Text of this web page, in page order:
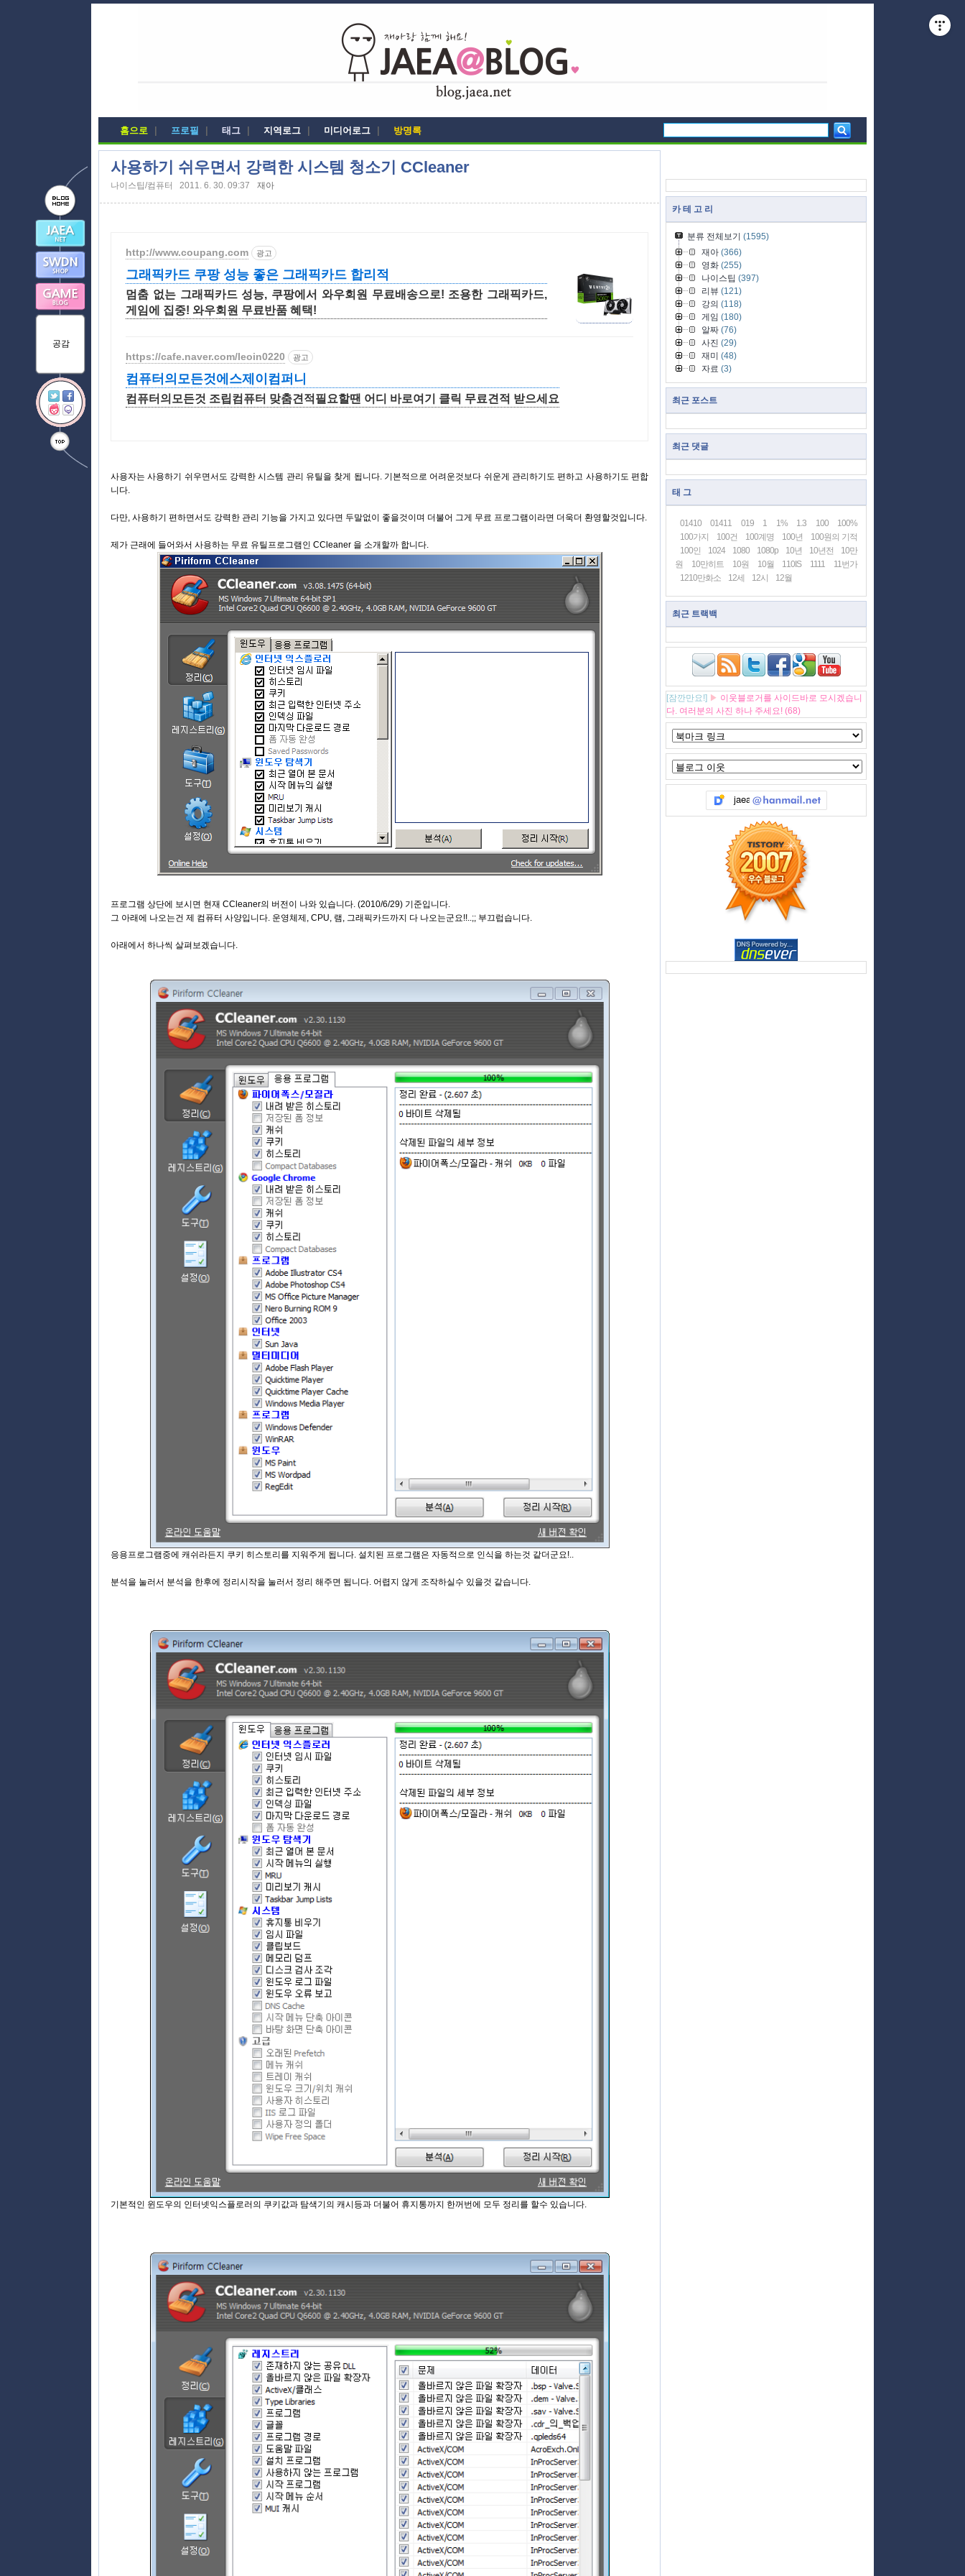
홈으로 프로필 태그 지역로그 미디어로그 방명록
사용하기 쉬우면서 강력한 시스템 청소기 CCleaner
나이스팁/컴퓨터 2011. 6. 30. 09:37 재아
http://www.coupang.com 광고
그래픽카드 쿠팡 성능 좋은 그래픽카드 합리적
멈춤 없는 그래픽카드 성능, 쿠팡에서 와우회원 무료배송으로! 조용한 그래픽카드,
게임에 집중! 와우회원 무료반품 혜택!
https://cafe.naver.com/leoin0220 광고
컴퓨터의모든것에스제이컴퍼니
컴퓨터의모든것 조립컴퓨터 맞춤견적필요할땐 어디 바로여기 클릭 무료견적 받으세요
사용자는 사용하기 쉬우면서도 강력한 시스템 관리 유틸을 찾게 됩니다. 기본적으로 어려운것보다 쉬운게 관리하기도 편하고 사용하기도 편합
니다.
다만, 사용하기 편하면서도 강력한 관리 기능을 가지고 있다면 두말없이 좋을것이며 더불어 그게 무료 프로그램이라면 더욱더 환영할것입니다.
제가 근래에 들어와서 사용하는 무료 유틸프로그램인 CCleaner 을 소개할까 합니다.
프로그램 상단에 보시면 현재 CCleaner의 버전이 나와 있습니다. (2010/6/29) 기준입니다.
그 아래에 나오는건 제 컴퓨터 사양입니다. 운영체제, CPU, 램, 그래픽카드까지 다 나오는군요!!..;; 부끄럽습니다.
아래에서 하나씩 살펴보겠습니다.
응용프로그램중에 캐쉬라든지 쿠키 히스토리를 지워주게 됩니다. 설치된 프로그램은 자동적으로 인식을 하는것 같더군요!..
분석을 눌러서 분석을 한후에 정리시작을 눌러서 정리 해주면 됩니다. 어렵지 않게 조작하실수 있을것 같습니다.
기본적인 윈도우의 인터넷익스플로러의 쿠키값과 탐색기의 캐시등과 더불어 휴지통까지 한꺼번에 모두 정리를 할수 있습니다.
공감
카 테 고 리
분류 전체보기 (1595)
재아 (366)
영화 (255)
나이스팁 (397)
리뷰 (121)
강의 (118)
게임 (180)
알짜 (76)
사진 (29)
재미 (48)
자료 (3)
최근 포스트
최근 댓글
태 그
01410 01411 019 1 1% 1.3 100
100%
100가지
100건 100계명 100년
100원의 기적
100인
1024 1080 1080p 10년 10년전
10만
원
10만히트 10원 10월 110IS 1111
11번가
1210만화소
12세 12시 12월
최근 트랙백
[잠깐만요!] ▶ 이웃블로거를 사이드바로 모시겠습니
다. 여러분의 사진 하나 주세요! (68)